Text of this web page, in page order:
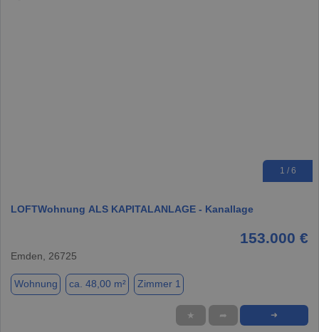
1 / 6
LOFTWohnung ALS KAPITALANLAGE - Kanallage
153.000 €
Emden, 26725
Wohnung ca. 48,00 m² Zimmer 1
★ ➦ ➜